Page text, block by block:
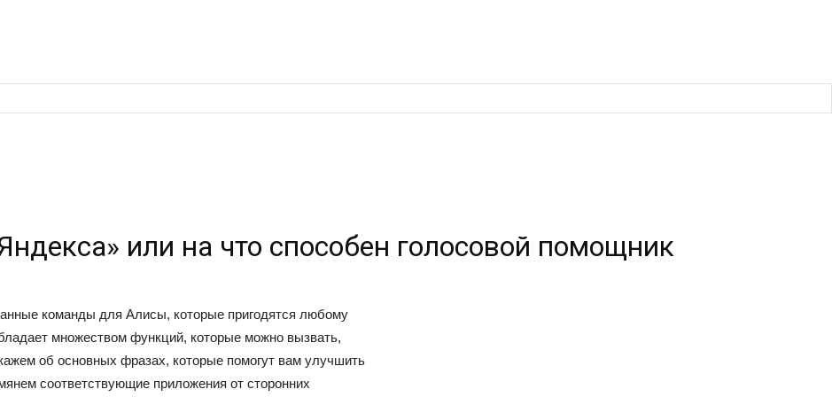
или на что способен голосовой помощник
команды для Алисы, которые пригодятся любому
множеством функций, которые можно вызвать,
об основных фразах, которые помогут вам улучшить
соответствующие приложения от сторонних